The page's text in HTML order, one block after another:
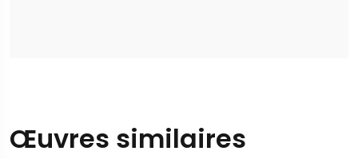
Œuvres similaires